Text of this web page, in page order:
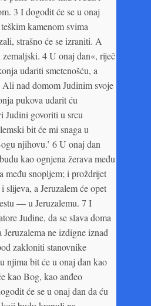
3 I dogodit će se u onaj
kamenom svima
strašno će se izraniti. A
4 U onaj dan«, riječ
udariti smetenošću, a
Ali nad domom Judinim svoje
pukova udarit ću
Judini govoriti u srcu
bit će mi snaga u
njihovu.’ 6 U onaj dan
kao ognjena žerava među
među snopljem; i proždrijet
slijeva, a Jeruzalem će opet
— u Jeruzalemu. 7 I
Judine, da se slava doma
ne izdigne iznad
zakloniti stanovnike
njima bit će u onaj dan kao
kao Bog, kao anđeo
će se u onaj dan da ću